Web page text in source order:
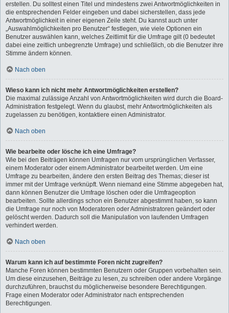
erstellen. Du solltest einen Titel und mindestens zwei Antwortmöglichkeiten in
die entsprechenden Felder eingeben und dabei sicherstellen, dass jede
Antwortmöglichkeit in einer eigenen Zeile steht. Du kannst auch unter
„Auswahlmöglichkeiten pro Benutzer“ festlegen, wie viele Optionen ein
Benutzer auswählen kann, welches Zeitlimit für die Umfrage gilt (0 bedeutet
dabei eine zeitlich unbegrenzte Umfrage) und schließlich, ob die Benutzer ihre
Stimme ändern können.
Nach oben
Wieso kann ich nicht mehr Antwortmöglichkeiten erstellen?
Die maximal zulässige Anzahl von Antwortmöglichkeiten wird durch die Board-
Administration festgelegt. Wenn du glaubst, mehr Antwortmöglichkeiten als
zugelassen zu benötigen, kontaktiere einen Administrator.
Nach oben
Wie bearbeite oder lösche ich eine Umfrage?
Wie bei den Beiträgen können Umfragen nur vom ursprünglichen Verfasser,
einem Moderator oder einem Administrator bearbeitet werden. Um eine
Umfrage zu bearbeiten, ändere den ersten Beitrag des Themas; dieser ist
immer mit der Umfrage verknüpft. Wenn niemand eine Stimme abgegeben hat,
dann können Benutzer die Umfrage löschen oder die Umfrageoption
bearbeiten. Sollte allerdings schon ein Benutzer abgestimmt haben, so kann
die Umfrage nur noch von Moderatoren oder Administratoren geändert oder
gelöscht werden. Dadurch soll die Manipulation von laufenden Umfragen
verhindert werden.
Nach oben
Warum kann ich auf bestimmte Foren nicht zugreifen?
Manche Foren können bestimmten Benutzern oder Gruppen vorbehalten sein.
Um diese einzusehen, Beiträge zu lesen, zu schreiben oder andere Vorgänge
durchzuführen, brauchst du möglicherweise besondere Berechtigungen.
Frage einen Moderator oder Administrator nach entsprechenden
Berechtigungen.